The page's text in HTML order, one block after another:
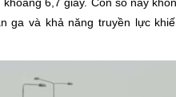
ga và khả năng truyền lực